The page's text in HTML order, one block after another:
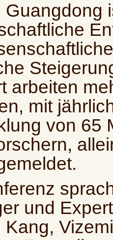
Guangdong
arbeiten
mit
von 65
und
Kang,